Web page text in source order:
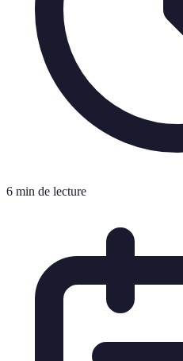
6 min de lecture